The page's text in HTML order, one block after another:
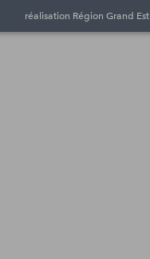
réalisation Région Grand Est